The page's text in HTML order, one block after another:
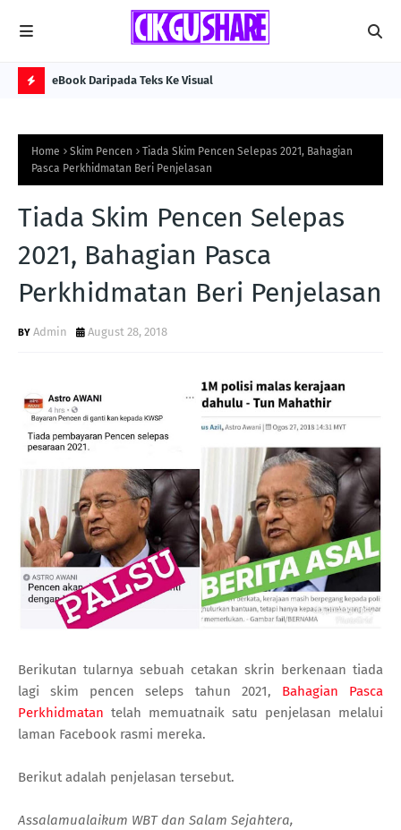
O
P
O
S
eBook Daripada Teks Ke Visual
Home Skim Pencen
Tiada Skim Pencen Selepas 2021, Bahagian
Pasca Perkhidmatan Beri Penjelasan
Tiada Skim Pencen Selepas
2021, Bahagian Pasca
Perkhidmatan Beri Penjelasan
Admin August 28, 2018
Berikutan tularnya sebuah cetakan skrin berkenaan tiada
lagi skim pencen seleps tahun 2021, Bahagian Pasca
Perkhidmatan telah memuatnaik satu penjelasan melalui
laman Facebook rasmi mereka.
Berikut adalah penjelasan tersebut.
Assalamualaikum WBT dan Salam Sejahtera,